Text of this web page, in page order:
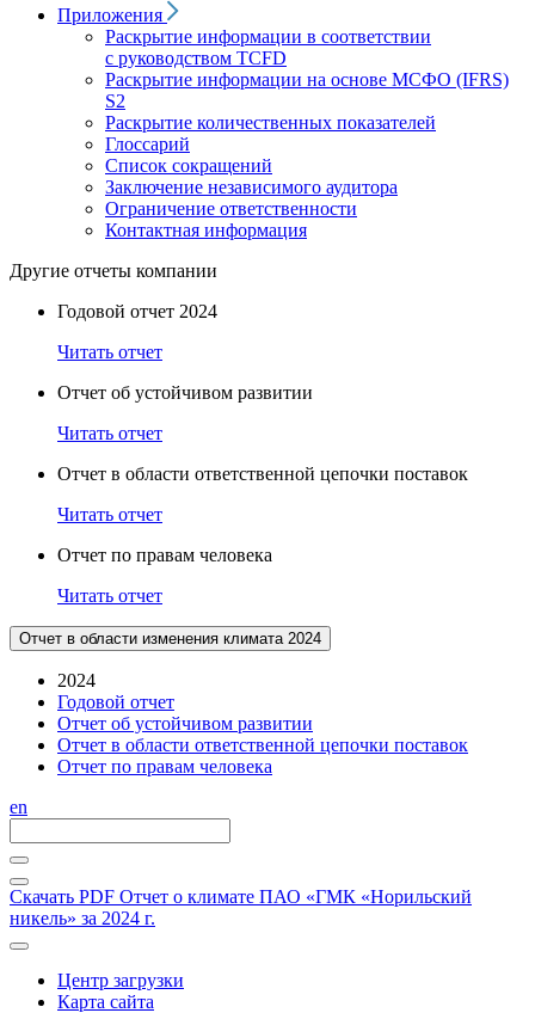
Приложения
Раскрытие информации в соответствии
с руководством TCFD
Раскрытие информации на основе МСФО (IFRS)
S2
Раскрытие количественных показателей
Глоссарий
Список сокращений
Заключение независимого аудитора
Ограничение ответственности
Контактная информация
Другие отчеты компании
Годовой отчет 2024
Читать отчет
Отчет об устойчивом развитии
Читать отчет
Отчет в области ответственной цепочки поставок
Читать отчет
Отчет по правам человека
Читать отчет
Отчет в области изменения климата 2024
2024
Годовой отчет
Отчет об устойчивом развитии
Отчет в области ответственной цепочки поставок
Отчет по правам человека
en
Скачать PDF Отчет о климате ПАО «ГМК «Норильский
никель» за 2024 г.
Центр загрузки
Карта сайта